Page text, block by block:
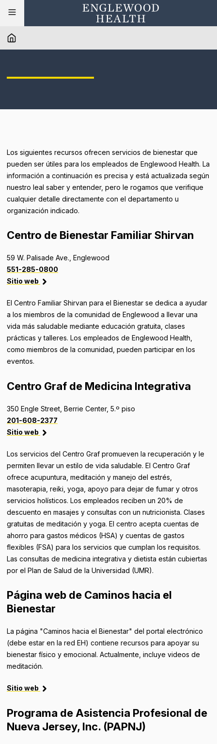
Los siguientes recursos ofrecen servicios de bienestar que
pueden ser útiles para los empleados de Englewood Health. La
información a continuación es precisa y está actualizada según
nuestro leal saber y entender, pero le rogamos que verifique
cualquier detalle directamente con el departamento u
organización indicado.
Centro de Bienestar Familiar Shirvan
59 W. Palisade Ave., Englewood
551-285-0800
Sitio web
El Centro Familiar Shirvan para el Bienestar se dedica a ayudar
a los miembros de la comunidad de Englewood a llevar una
vida más saludable mediante educación gratuita, clases
prácticas y talleres. Los empleados de Englewood Health,
como miembros de la comunidad, pueden participar en los
eventos.
Centro Graf de Medicina Integrativa
350 Engle Street, Berrie Center, 5.º piso
201-608-2377
Sitio web
Los servicios del Centro Graf promueven la recuperación y le
permiten llevar un estilo de vida saludable. El Centro Graf
ofrece acupuntura, meditación y manejo del estrés,
masoterapia, reiki, yoga, apoyo para dejar de fumar y otros
servicios holísticos. Los empleados reciben un 20% de
descuento en masajes y consultas con un nutricionista. Clases
gratuitas de meditación y yoga. El centro acepta cuentas de
ahorro para gastos médicos (HSA) y cuentas de gastos
flexibles (FSA) para los servicios que cumplan los requisitos.
Las consultas de medicina integrativa y dietista están cubiertas
por el Plan de Salud de la Universidad (UMR).
Página web de Caminos hacia el
Bienestar
La página "Caminos hacia el Bienestar" del portal electrónico
(debe estar en la red EH) contiene recursos para apoyar su
bienestar físico y emocional. Actualmente, incluye videos de
meditación.
Sitio web
Programa de Asistencia Profesional de
Nueva Jersey, Inc. (PAPNJ)